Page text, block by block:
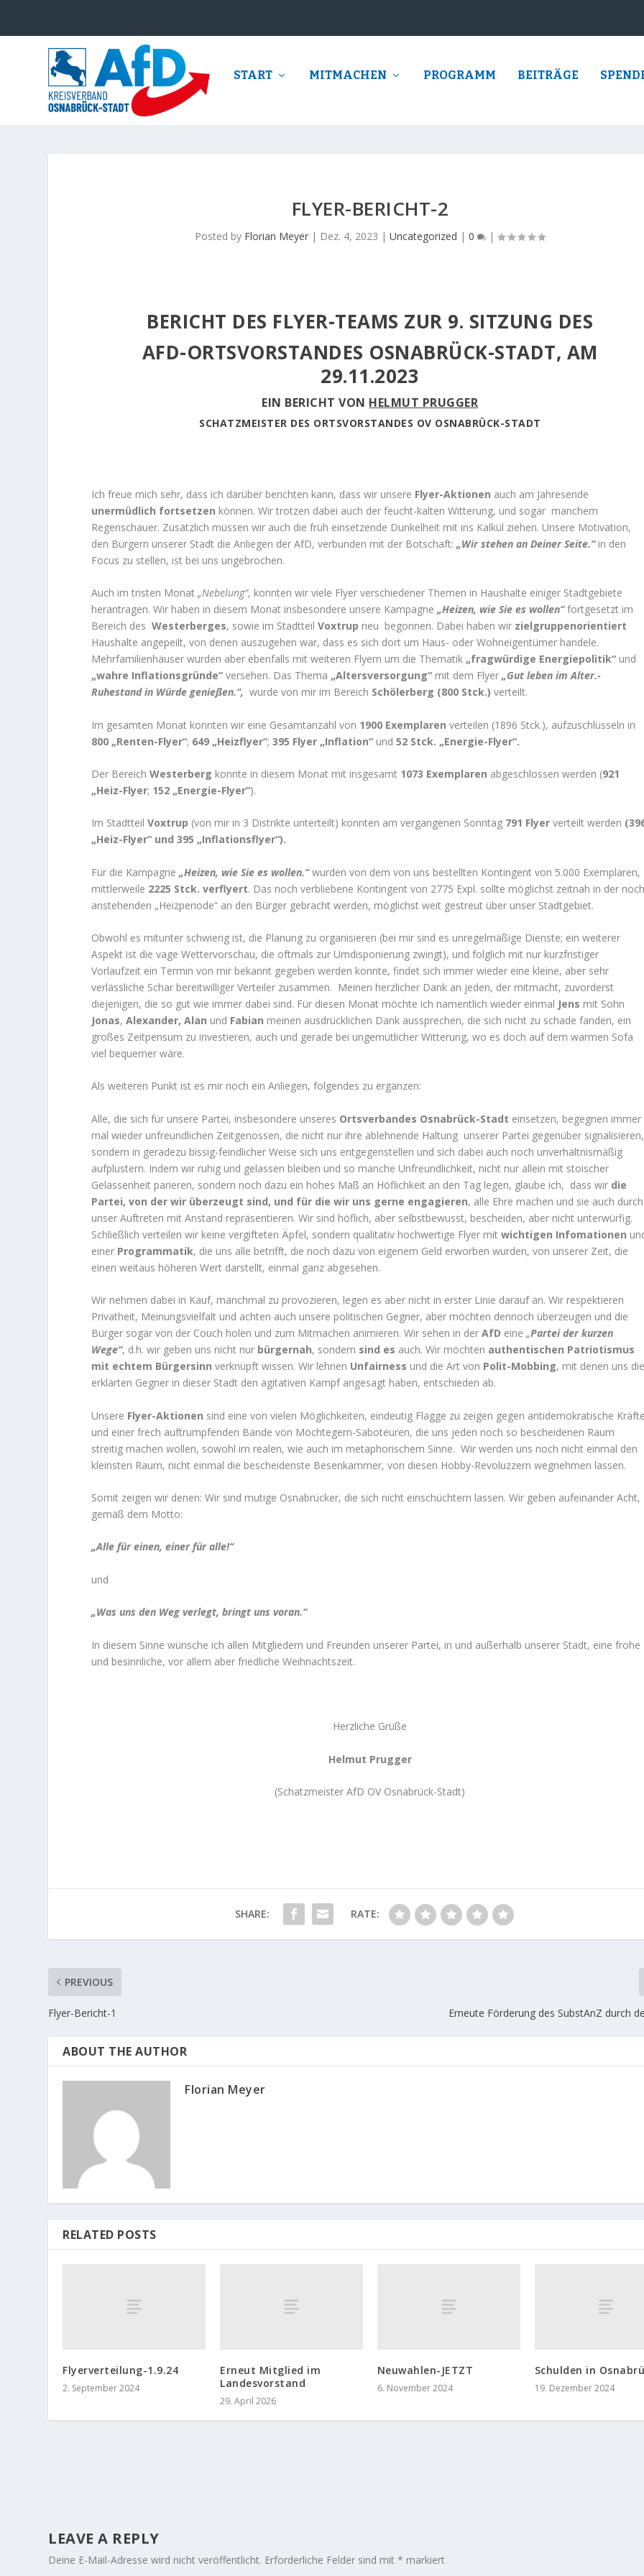
START MITMACHEN PROGRAMM BEITRÄGE
FLYER-BERICHT-2
Posted by Florian Meyer | Dez. 4, 2023 |Uncategorized |0 |
BERICHT DES FLYER-TEAMS ZUR 9. SITZUNG DES
AFD-ORTSVORSTANDES OSNABRÜCK-STADT, AM
29.11.2023
EIN BERICHT VON HELMUT PRUGGER
SCHATZMEISTER DES ORTSVORSTANDES OV OSNABRÜCK-STADT
Ich freue mich sehr, dass ich darüber berichten kann, dass wir unsere Flyer-Aktionen auch am Jahresende
unermüdlich fortsetzen können. Wir trotzen dabei auch der feucht-kalten Witterung, und sogar manchem
Regenschauer. Zusätzlich müssen wir auch die früh einsetzende Dunkelheit mit ins Kalkül ziehen. Unsere Motivation,
den Bürgern unserer Stadt die Anliegen der AfD, verbunden mit der Botschaft: „Wir stehen an Deiner Seite.“in den
Focus zu stellen, ist bei uns ungebrochen.
Auch im tristen Monat„Nebelung“, konnten wir viele Flyer verschiedener Themen in Haushalte einiger Stadtgebiete
herantragen. Wir haben in diesem Monat insbesondere unsere Kampagne„Heizen, wie Sie es wollen“fortgesetzt im
Bereich desWesterberges, sowie im StadtteilVoxtrup neu begonnen. Dabei haben wir zielgruppenorientiert
Haushalte angepeilt, von denen auszugehen war, dass es sich dort um Haus- oder Wohneigentümer handele.
Mehrfamilienhäuser wurden aber ebenfalls mit weiteren Flyern um die Thematik „fragwürdige Energiepolitik“ und
„wahre Inflationsgründe“ versehen. Das Thema „Altersversorgung“ mit dem Flyer„Gut leben im Alter.-
Ruhestand in Würde genießen.“, wurde von mir im Bereich Schölerberg (800 Stck.)verteilt.
Im gesamten Monat konnten wir eine Gesamtanzahl von 1900 Exemplarenverteilen (1896 Stck.), aufzuschlüsseln in
800 „Renten-Flyer“; 649 „Heizflyer“;395 Flyer „Inflation“ und52 Stck. „Energie-Flyer“.
Der BereichWesterberg konnte in diesem Monat mit insgesamt 1073 Exemplaren abgeschlossen werden (921
„Heiz-Flyer; 152 „Energie-Flyer“).
Im StadtteilVoxtrup (von mir in 3 Distrikte unterteilt) konnten am vergangenen Sonntag 791 Flyer verteilt werden
„Heiz-Flyer“ und 395 „Inflationsflyer“).
Für die Kampagne„Heizen, wie Sie es wollen.“wurden von dem von uns bestellten Kontingent von 5.000 Exemplaren,
mittlerweile 2225 Stck. verflyert. Das noch verbliebene Kontingent von 2775 Expl. sollte möglichst zeitnah in der
anstehenden „Heizperiode“ an den Bürger gebracht werden, möglichst weit gestreut über unser Stadtgebiet.
Obwohl es mitunter schwierig ist, die Planung zu organisieren (bei mir sind es unregelmäßige Dienste; ein weiterer
Aspekt ist die vage Wettervorschau, die oftmals zur Umdisponierung zwingt), und folglich mit nur kurzfristiger
Vorlaufzeit ein Termin von mir bekannt gegeben werden konnte, findet sich immer wieder eine kleine, aber sehr
verlässliche Schar bereitwilliger Verteiler zusammen. Meinen herzlicher Dank an jeden, der mitmacht, zuvorderst
diejenigen, die so gut wie immer dabei sind. Für diesen Monat möchte ich namentlich wieder einmal Jens mit Sohn
Jonas,Alexander, Alan und Fabian meinen ausdrücklichen Dank aussprechen, die sich nicht zu schade fanden, ein
großes Zeitpensum zu investieren, auch und gerade bei ungemütlicher Witterung, wo es doch auf dem warmen Sofa
viel bequemer wäre.
Als weiteren Punkt ist es mir noch ein Anliegen, folgendes zu ergänzen:
Alle, die sich für unsere Partei, insbesondere unseres Ortsverbandes Osnabrück-Stadt einsetzen, begegnen immer
mal wieder unfreundlichen Zeitgenossen, die nicht nur ihre ablehnende Haltung unserer Partei gegenüber signalisieren,
sondern in geradezu bissig-feindlicher Weise sich uns entgegenstellen und sich dabei auch noch unverhältnismäßig
aufplustern. Indem wir ruhig und gelassen bleiben und so manche Unfreundlichkeit, nicht nur allein mit stoischer
Gelassenheit parieren, sondern noch dazu ein hohes Maß an Höflichkeit an den Tag legen, glaube ich, dass wir die
Partei, von der wir überzeugt sind, und für die wir uns gerne engagieren, alle Ehre machen und sie auch durch
unser Auftreten mit Anstand repräsentieren. Wir sind höflich, aber selbstbewusst, bescheiden, aber nicht unterwürfig.
Schließlich verteilen wir keine vergifteten Äpfel, sondern qualitativ hochwertige Flyer mitwichtigen Infomationen
einer Programmatik, die uns alle betrifft, die noch dazu von eigenem Geld erworben wurden, von unserer Zeit, die
einen weitaus höheren Wert darstellt, einmal ganz abgesehen.
Wir nehmen dabei in Kauf, manchmal zu provozieren, legen es aber nicht in erster Linie darauf an. Wir respektieren
Privatheit, Meinungsvielfalt und achten auch unsere politischen Gegner, aber möchten dennoch überzeugen und die
Bürger sogar von der Couch holen und zum Mitmachen animieren. Wir sehen in derAfD eine„Partei der kurzen
Wege“, d.h. wir geben uns nicht nur bürgernah, sondern sind es auch. Wir möchten authentischen Patriotismus
mit echtem Bürgersinn verknüpft wissen. Wir lehnen Unfairness und die Art von Polit-Mobbing, mit denen uns
erklärten Gegner in dieser Stadt den agitativen Kampf angesagt haben, entschieden ab.
Unsere Flyer-Aktionen sind eine von vielen Möglichkeiten, eindeutig Flagge zu zeigen gegen antidemokratische
und einer frech auftrumpfenden Bande von Möchtegern-Saboteuren, die uns jeden noch so bescheidenen Raum
streitig machen wollen, sowohl im realen, wie auch im metaphorischem Sinne. Wir werden uns noch nicht einmal den
kleinsten Raum, nicht einmal die bescheidenste Besenkammer, von diesen Hobby-Revoluzzern wegnehmen lassen.
Somit zeigen wir denen: Wir sind mutige Osnabrücker, die sich nicht einschüchtern lassen. Wir geben aufeinander Acht,
gemäß dem Motto:
„Alle für einen, einer für alle!“
und
„Was uns den Weg verlegt, bringt uns voran.“
In diesem Sinne wünsche ich allen Mitgliedern und Freunden unserer Partei, in und außerhalb unserer Stadt, eine frohe
und besinnliche, vor allem aber friedliche Weihnachtszeit.
Herzliche Grüße
Helmut Prugger
(Schatzmeister AfD OV Osnabrück-Stadt)
SHARE: RATE:
PREVIOUS
Flyer-Bericht-1 Erneute Förderung des SubstAnZ durch
ABOUT THE AUTHOR
Florian Meyer
RELATED POSTS
Flyerverteilung-1.9.24
2. September 2024
Erneut Mitglied im
Landesvorstand
29. April 2026
Neuwahlen-JETZT
6. November 2024
Schulden in
19. Dezember 2024
LEAVE A REPLY
Deine E-Mail-Adresse wird nicht veröffentlicht. Erforderliche Felder sind mit* markiert